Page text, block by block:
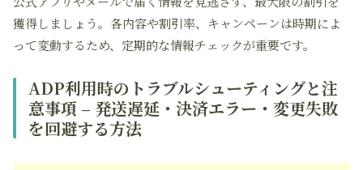
獲得しましょう。各内容や割引率、キャンペーンは時期によ
って変動するため、定期的な情報チェックが重要です。
ADP利用時のトラブルシューティングと注
意事項 – 発送遅延・決済エラー・変更失敗
を回避する方法